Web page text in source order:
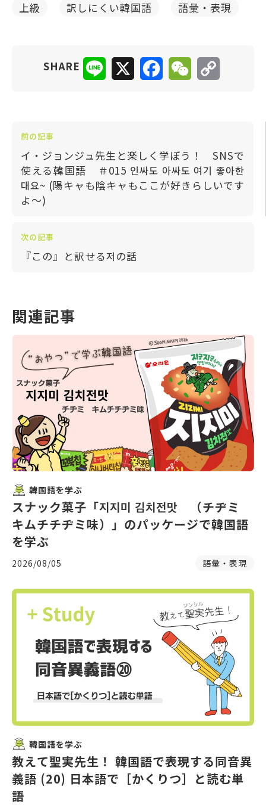
上級 訳しにくい韓国語 語彙・表現
SHARE Line FacebookWeChat
前の記事
イ・ジョンジュ先生と楽しく学ぼう！ SNSで
使える韓国語 ＃015 인싸도 아싸도 여기 좋아한
대요~ (陽キャも陰キャもここが好きらしいです
よ〜)
次の記事
『この』と訳せる저の話
関連記事
韓国語を学ぶ
スナック菓子「지지미 김치전맛 （チヂミ
キムチチヂミ味）」のパッケージで韓国語
を学ぶ
2026/08/05 語彙・表現
韓国語を学ぶ
教えて聖実先生！ 韓国語で表現する同音異
義語 (20) 日本語で［かくりつ］と読む単
語